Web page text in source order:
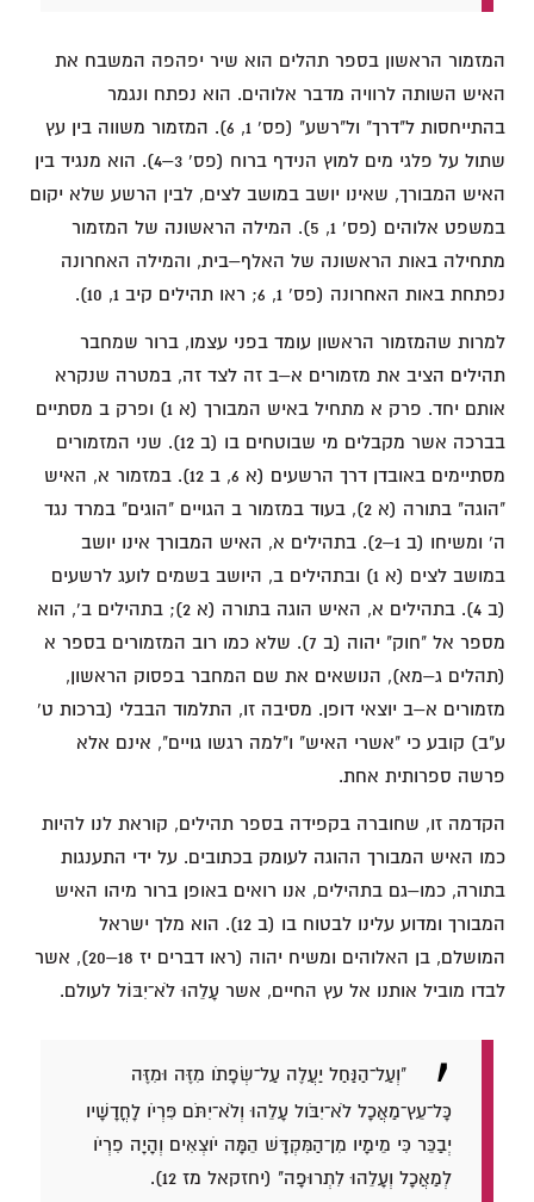
המזמור הראשון בספר תהלים הוא שיר יפהפה המשבח את
האיש השותה לרוויה מדבר אלוהים. הוא נפתח ונגמר
בהתייחסות ל"דרך" ול"רשע" (פס' 1, 6). המזמור משווה בין עץ
שתול על פלגי מים למוץ הנידף ברוח (פס' 3–4). הוא מנגיד בין
האיש המבורך, שאינו יושב במושב לצים, לבין הרשע שלא יקום
במשפט אלוהים (פס' 1, 5). המילה הראשונה של המזמור
מתחילה באות הראשונה של האלף–בית, והמילה האחרונה
נפתחת באות האחרונה (פס' 1, 6; ראו תהילים קיב 1, 10).
למרות שהמזמור הראשון עומד בפני עצמו, ברור שמחבר
תהילים הציב את מזמורים א–ב זה לצד זה, במטרה שנקרא
אותם יחד. פרק א מתחיל באיש המבורך (א 1) ופרק ב מסתיים
בברכה אשר מקבלים מי שבוטחים בו (ב 12). שני המזמורים
מסתיימים באובדן דרך הרשעים (א 6, ב 12). במזמור א, האיש
"הוגה" בתורה (א 2), בעוד במזמור ב הגויים "הוגים" במרד נגד
ה' ומשיחו (ב 1–2). בתהילים א, האיש המבורך אינו יושב
במושב לצים (א 1) ובתהילים ב, היושב בשמים לועג לרשעים
(ב 4). בתהילים א, האיש הוגה בתורה (א 2); בתהילים ב', הוא
מספר אל "חוק" יהוה (ב 7). שלא כמו רוב המזמורים בספר א
(תהלים ג–מא), הנושאים את שם המחבר בפסוק הראשון,
מזמורים א–ב יוצאי דופן. מסיבה זו, התלמוד הבבלי (ברכות ט'
ע"ב) קובע כי "אשרי האיש" ו"למה רגשו גויים", אינם אלא
פרשה ספרותית אחת.
הקדמה זו, שחוברה בקפידה בספר תהילים, קוראת לנו להיות
כמו האיש המבורך ההוגה לעומק בכתובים. על ידי התענגות
בתורה, כמו–גם בתהילים, אנו רואים באופן ברור מיהו האיש
המבורך ומדוע עלינו לבטוח בו (ב 12). הוא מלך ישראל
המושלם, בן האלוהים ומשיח יהוה (ראו דברים יז 18–20), אשר
לבדו מוביל אותנו אל עץ החיים, אשר עָלֵהוּ לֹא־יִבּוֹל לעולם.
"וְעַל־הַנַּחַל יַעֲלֶה עַל־שְׂפָתֹו מִזֶּה וּמִזֶּה
כָּל־עֵץ־מַאֲכָל לֹא־יִבֹּול עָלֵהוּ וְלֹא־יִתֹּם פִּרְיֹו לָחֳדָשָׁיו
יְבַכֵּר כִּי מֵימָיו מִן־הַמִּקְדָּשׁ הֵמָּה יֹוצְאִים וְהָיָה פִרְיֹו
לְמַאֲכָל וְעָלֵהוּ לִתְרוּפָה" (יחזקאל מז 12).